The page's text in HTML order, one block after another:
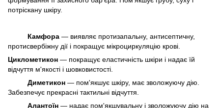
потріскану шкіру.
Камфора — виявляє протизапальну, антисептичну,
протисвербіжну дії і покращує мікроциркуляцію крові.
Циклометикон — покращує еластичність шкіри і надає їй
відчуття м'якості і шовковистості.
Диметикон — пом'якшує шкіру, має зволожуючу дію.
Забезпечує прекрасні тактильні відчуття.
Алантоїн — надає пом'якшувальну і зволожуючу дію на